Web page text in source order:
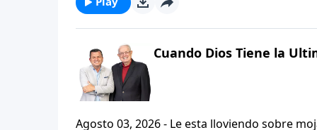
Cuando Dios Tiene la
Agosto 03, 2026 - Le esta lloviendo sobre mojado? Siente que el dolor y el sufrimiento se han